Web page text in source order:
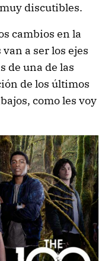
discutibles.
cambios en la
a ser los ejes
de una de las
de los últimos
como les voy